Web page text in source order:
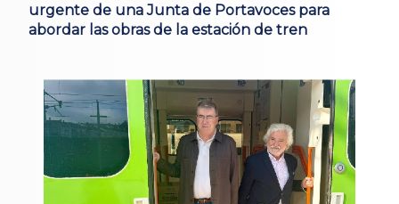
urgente de una Junta de Portavoces para
abordar las obras de la estación de tren